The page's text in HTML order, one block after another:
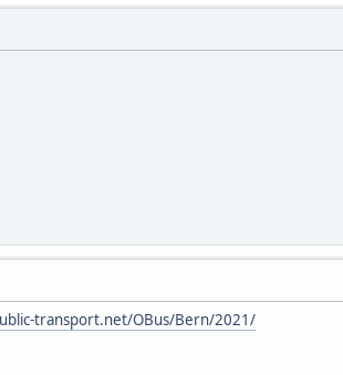
transport.net/OBus/Bern/2021/